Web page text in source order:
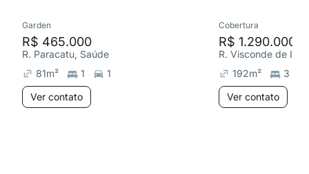
Garden
R$ 465.000
R. Paracatu, Saúde
81m² 1
1
Ver contato
Cobertura
R$ 1.290.000
192m²
3
Ver contato